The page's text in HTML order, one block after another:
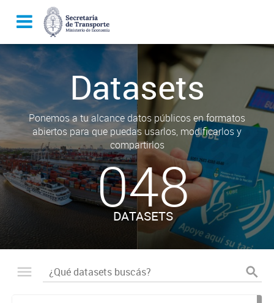
Datasets
Ponemos a tu alcance datos públicos en formatos
abiertos para que puedas usarlos, modificarlos y
compartirlos
048
DATASETS